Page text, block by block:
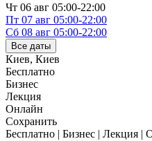
Чт 06 авг 05:00-22:00
Пт 07 авг 05:00-22:00
Сб 08 авг 05:00-22:00
Все даты
Киев, Киев
Бесплатно
Бизнес
Лекция
Онлайн
Сохранить
Бесплатно | Бизнес | Лекция |